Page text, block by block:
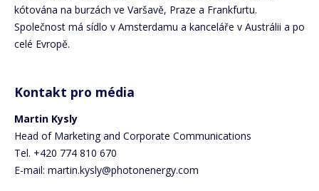
kótována na burzách ve Varšavě, Praze a Frankfurtu.
Společnost má sídlo v Amsterdamu a kanceláře v Austrálii a po
celé Evropě.
Kontakt pro média
Martin Kysly
Head of Marketing and Corporate Communications
Tel. +420 774 810 670
E-mail: martin.kysly@photonenergy.com